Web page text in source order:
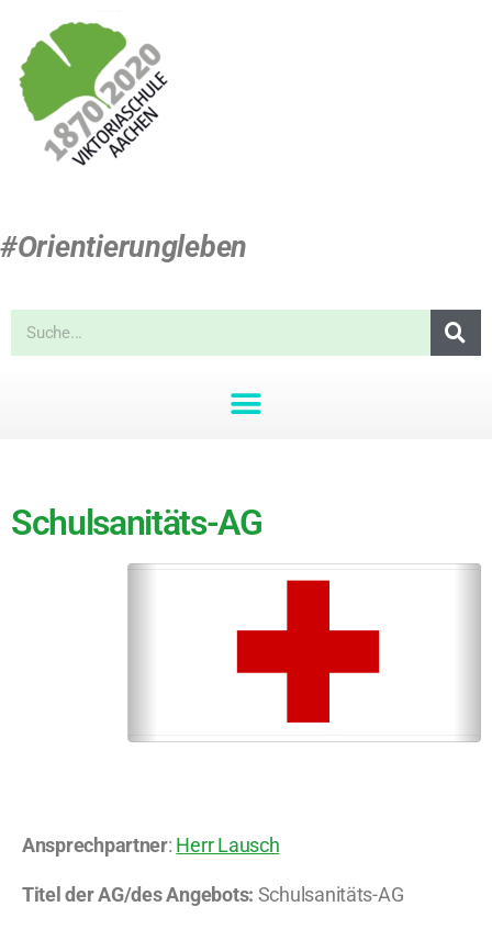
#Orientierungleben
Schulsanitäts-AG
Ansprechpartner: Herr Lausch
Titel der AG/des Angebots: Schulsanitäts-AG